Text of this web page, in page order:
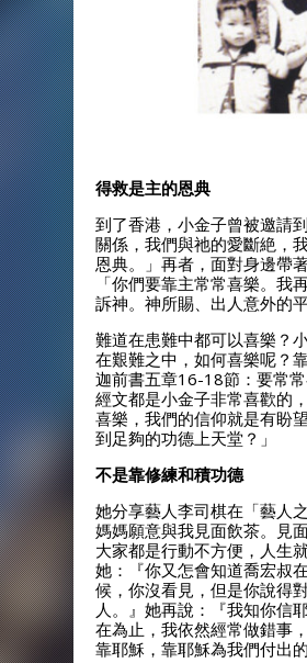
得救是主的恩典
到了香港，小金子曾被邀請
關係，我們與祂的愛斷絶，
恩典。」再者，面對身邊帶
「你們要靠主常常喜樂。
訴神。神所賜、出人意外的
難道在患難中都可以喜樂？
在艱難之中，如何喜樂呢？
迦前書五章16-18節：要常
經文都是小金子非常喜歡的
喜樂，我們的信仰就是有盼
到足夠的功德上天堂？」
不是靠修練和積功德
她分享藝人李司棋在「藝人
媽媽願意與我見面飲茶。見
大家都是行動不方便，人生
她：『你又怎會知道喬宏叔
候，你沒看見，但是你說得
人。』她再說：『我知你信
在為止，我依然經常做錯事
靠耶穌，靠耶穌為我們付出